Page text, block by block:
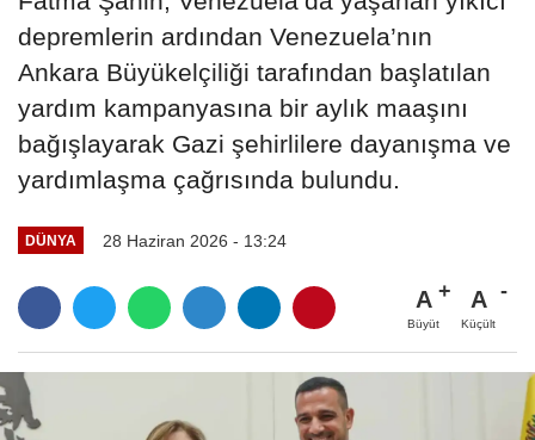
depremlerin ardından Venezuela’nın
Ankara Büyükelçiliği tarafından başlatılan
yardım kampanyasına bir aylık maaşını
bağışlayarak Gazi şehirlilere dayanışma ve
yardımlaşma çağrısında bulundu.
DÜNYA 28 Haziran 2026 - 13:24
A
Büyüt
A
Küçült